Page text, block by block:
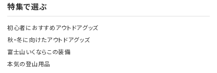
特集で選ぶ
初心者におすすめアウトドアグッズ
秋・冬に向けたアウトドアグッズ
富士山いくならこの装備
本気の登山用品